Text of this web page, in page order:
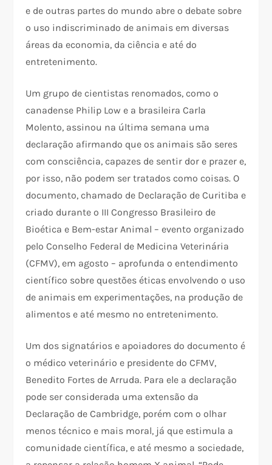
e de outras partes do mundo abre o debate sobre
o uso indiscriminado de animais em diversas
áreas da economia, da ciência e até do
entretenimento.
Um grupo de cientistas renomados, como o
canadense Philip Low e a brasileira Carla
Molento, assinou na última semana uma
declaração afirmando que os animais são seres
com consciência, capazes de sentir dor e prazer e,
por isso, não podem ser tratados como coisas. O
documento, chamado de Declaração de Curitiba e
criado durante o III Congresso Brasileiro de
Bioética e Bem-estar Animal – evento organizado
pelo Conselho Federal de Medicina Veterinária
(CFMV), em agosto – aprofunda o entendimento
científico sobre questões éticas envolvendo o uso
de animais em experimentações, na produção de
alimentos e até mesmo no entretenimento.
Um dos signatários e apoiadores do documento é
o médico veterinário e presidente do CFMV,
Benedito Fortes de Arruda. Para ele a declaração
pode ser considerada uma extensão da
Declaração de Cambridge, porém com o olhar
menos técnico e mais moral, já que estimula a
comunidade científica, e até mesmo a sociedade,